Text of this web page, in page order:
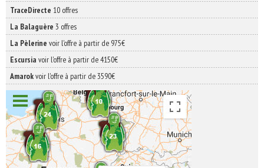
TraceDirecte 10 offres
La Balaguère 3 offres
La Pèlerine voir l'offre à partir de 975€
Escursia voir l'offre à partir de 4150€
Amarokvoir l'offre à partir de 3590€